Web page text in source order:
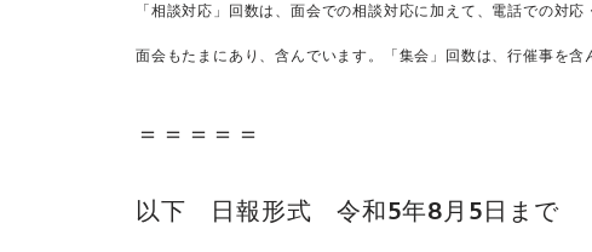
「相談対応」回数は、面会での相談対応に加えて、電話での対
面会もたまにあり、含んでいます。 「集会」回数は、行催事を含
＝＝＝＝＝
以下 日報形式 令和5年8月5日まで